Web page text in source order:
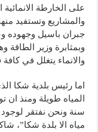
على الخارطة
والمشاريع وتستفيد
جبران باسيل وجهوده
وبمثابرة وزير الطاقة
والانماء يتغلل في
اما رئيس بلدية شكا
المياه طويلة ومنذ ان
سنة ونحن نفتقر لوجود
مياه الا بلدة شكا”،